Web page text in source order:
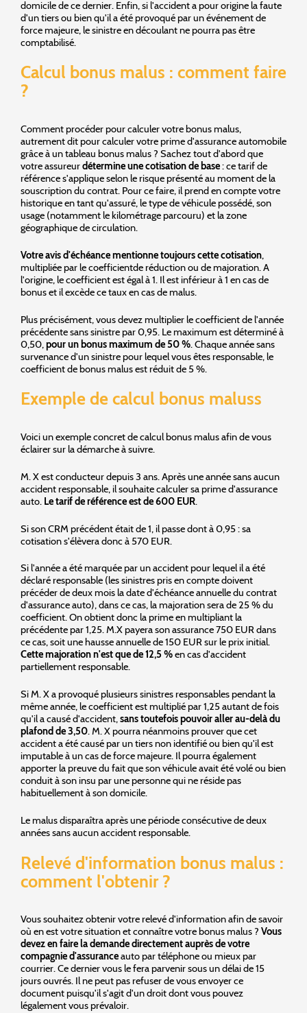
domicile de ce dernier. Enfin, si l'accident a pour origine la faute
d'un tiers ou bien qu'il a été provoqué par un événement de
force majeure, le sinistre en découlant ne pourra pas être
comptabilisé.
Calcul bonus malus : comment faire
?
Comment procéder pour calculer votre bonus malus,
autrement dit pour calculer votre prime d'assurance automobile
grâce à un tableau bonus malus ? Sachez tout d'abord que
votre assureurdétermine une cotisation de base: ce tarif de
référence s'applique selon le risque présenté au moment de la
souscription du contrat. Pour ce faire, il prend en compte votre
historique en tant qu'assuré, le type de véhicule possédé, son
usage (notamment le kilométrage parcouru) et la zone
géographique de circulation.
Votre avis d'échéance mentionne toujours cette cotisation,
multipliée par le coefficientde réduction ou de majoration. A
l'origine, le coefficient est égal à 1. Il est inférieur à 1 en cas de
bonus et il excède ce taux en cas de malus.
Plus précisément, vous devez multiplier le coefficient de l'année
précédente sans sinistre par 0,95. Le maximum est déterminé à
0,50, pour un bonus maximum de 50 %. Chaque année sans
survenance d'un sinistre pour lequel vous êtes responsable, le
coefficient de bonus malus est réduit de 5 %.
Exemple de calcul bonus maluss
Voici un exemple concret de calcul bonus malus afin de vous
éclairer sur la démarche à suivre.
M. X est conducteur depuis 3 ans. Après une année sans aucun
accident responsable, il souhaite calculer sa prime d'assurance
auto. Le tarif de référence est de 600 EUR.
Si son CRM précédent était de 1, il passe dont à 0,95 : sa
cotisation s'élèvera donc à 570 EUR.
Si l'année a été marquée par un accident pour lequel il a été
déclaré responsable (les sinistres pris en compte doivent
précéder de deux mois la date d'échéance annuelle du contrat
d'assurance auto), dans ce cas, la majoration sera de 25 % du
coefficient. On obtient donc la prime en multipliant la
précédente par 1,25. M.X payera son assurance 750 EUR dans
ce cas, soit une hausse annuelle de 150 EUR sur le prix initial.
Cette majoration n'est que de 12,5 %en cas d'accident
partiellement responsable.
Si M. X a provoqué plusieurs sinistres responsables pendant la
même année, le coefficient est multiplié par 1,25 autant de fois
qu'il a causé d'accident,sans toutefois pouvoir aller au-delà du
plafond de 3,50. M. X pourra néanmoins prouver que cet
accident a été causé par un tiers non identifié ou bien qu'il est
imputable à un cas de force majeure. Il pourra également
apporter la preuve du fait que son véhicule avait été volé ou bien
conduit à son insu par une personne qui ne réside pas
habituellement à son domicile.
Le malus disparaîtra après une période consécutive de deux
années sans aucun accident responsable.
Relevé d'information bonus malus :
comment l'obtenir ?
Vous souhaitez obtenir votre relevé d'information afin de savoir
où en est votre situation et connaître votre bonus malus ? Vous
devez en faire la demande directement auprès de votre
compagnie d'assuranceauto par téléphone ou mieux par
courrier. Ce dernier vous le fera parvenir sous un délai de 15
jours ouvrés. Il ne peut pas refuser de vous envoyer ce
document puisqu'il s'agit d'un droit dont vous pouvez
légalement vous prévaloir.